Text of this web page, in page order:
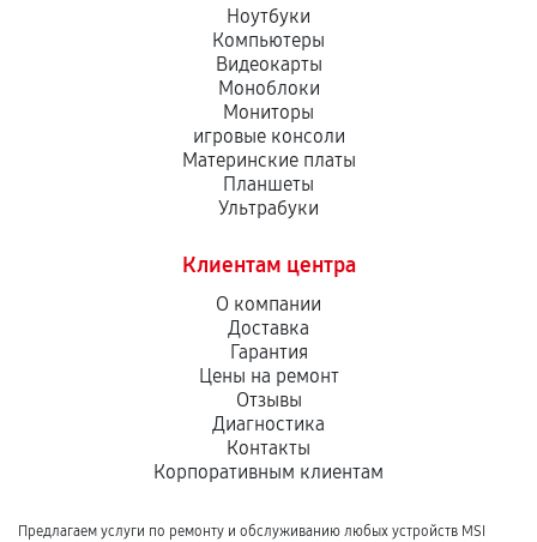
Ноутбуки
Компьютеры
Видеокарты
Моноблоки
Мониторы
игровые консоли
Материнские платы
Планшеты
Ультрабуки
Клиентам центра
О компании
Доставка
Гарантия
Цены на ремонт
Отзывы
Диагностика
Контакты
Корпоративным клиентам
Предлагаем услуги по ремонту и обслуживанию любых устройств MSI